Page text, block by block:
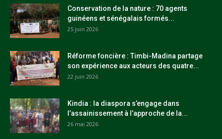
Conservation de la nature : 70 agents
guinéens et sénégalais formés...
25 juin 2026
Réforme foncière : Timbi-Madina partage
son expérience aux acteurs des quatre...
22 juin 2026
Kindia : la diaspora s’engage dans
l’assainissement à l’approche de la...
26 mai 2026